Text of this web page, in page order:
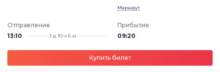
Маршрут
Отправление
13:10
3 д 10 ч 6 м
Прибытие
09:20
Купить билет